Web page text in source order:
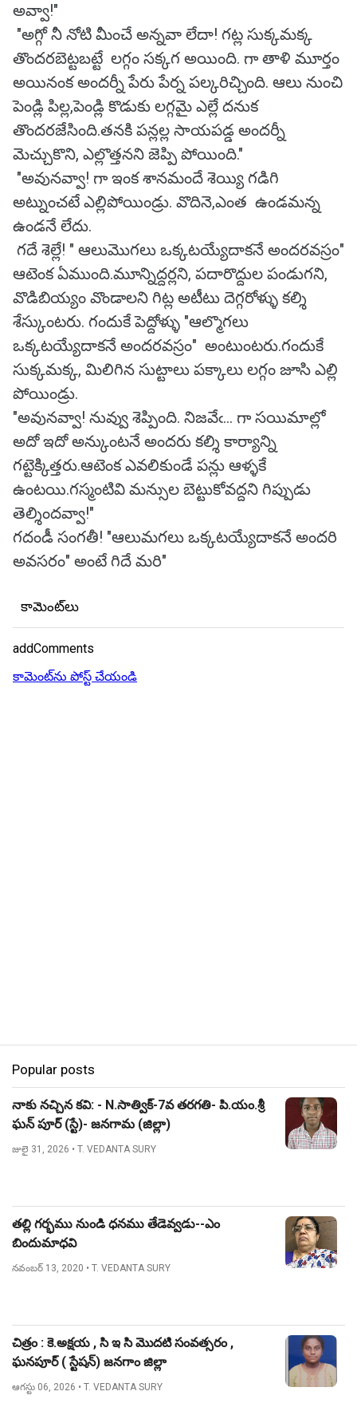
అవ్వా!"
"అగ్గో నీ నోటి మీంచే అన్నవా లేదా! గట్ల సుక్కమక్క
తొందరబెట్టబట్టే లగ్గం సక్కగ అయింది. గా తాళి మూర్తం
అయినంక అందర్నీ పేరు పేర్న పల్కరిచ్చింది. ఆలు నుంచి
పెండ్లి పిల్ల,పెండ్లి కొడుకు లగ్గమై ఎల్లే దనుక
తొందరజేసింది.తనకి పన్లల్ల సాయపడ్డ అందర్నీ
మెచ్చుకొని, ఎల్లొత్తనని జెప్పి పోయింది."
"అవునవ్వా! గా ఇంక శానమందే శెయ్యి గడిగి
అట్నుంచటే ఎల్లిపోయిండ్రు. వొదినె,ఎంత ఉండమన్న
ఉండనే లేదు.
గదే శెల్లే! " ఆలుమొగలు ఒక్కటయ్యేదాకనే అందరవస్రం"
ఆటెంక ఏముంది.మూన్నిద్దర్లని, పదారొద్దుల పండుగని,
వొడిబియ్యం వొండాలని గిట్ల అటీటు దెగ్గరోళ్ళు కల్శి
శేస్కుంటరు. గందుకే పెద్దోళ్ళు "ఆల్మొగలు
ఒక్కటయ్యేదాకనే అందరవస్రం" అంటుంటరు.గందుకే
సుక్కమక్క, మిలిగిన సుట్టాలు పక్కాలు లగ్గం జూసి ఎల్లి
పోయిండ్రు.
"అవునవ్వా! నువ్వు శెప్పింది. నిజవేఁ... గా సయిమాల్లో
అదో ఇదో అన్కుంటనే అందరు కల్శి కార్యాన్ని
గట్టెక్కిత్తరు.ఆటెంక ఎవలికుండే పన్లు ఆళ్ళకే
ఉంటయి.గస్మంటివి మన్సుల బెట్టుకోవద్దని గిప్పుడు
తెల్శిందవ్వా!"
గదండీ సంగతీ! "ఆలుమగలు ఒక్కటయ్యేదాకనే అందరి
అవసరం" అంటే గిదే మరి"
కామెంట్‌లు
addComments
కామెంట్‌ను పోస్ట్ చేయండి
Popular posts
నాకు నచ్చిన కవి: - N.సాత్విక్-7వ తరగతి- పి.యం.శ్రీ
ఘన్ పూర్ (స్టే)- జనగామ (జిల్లా)
జులై 31, 2026 • T. VEDANTA SURY
తల్లి గర్భము నుండి ధనము తేడెవ్వడు--ఎం
బిందుమాధవి
నవంబర్ 13, 2020 • T. VEDANTA SURY
చిత్రం : కె.అక్షయ , సి ఇ సి మొదటి సంవత్సరం ,
ఘనపూర్ ( స్టేషన్) జనగాం జిల్లా
ఆగస్టు 06, 2026 • T. VEDANTA SURY